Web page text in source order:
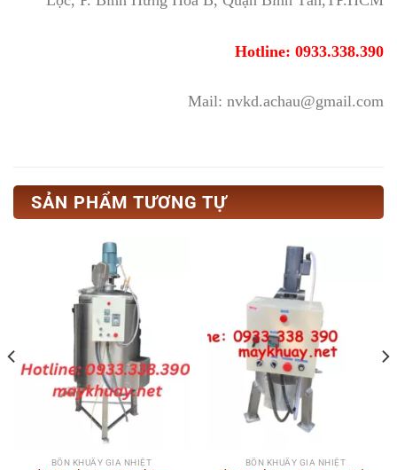
Hotline: 0933.338.390
Mail: nvkd.achau@gmail.com
SẢN PHẨM TƯƠNG TỰ
BỒN KHUẤY GIA NHIỆT BỒN KHUẤY GIA NHIỆT